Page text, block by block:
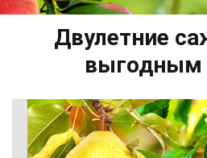
Двулетние
выгодным